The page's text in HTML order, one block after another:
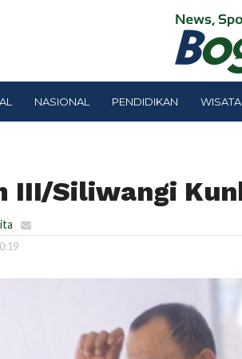
NASIONAL PENDIDIKAN WISATA
III/Siliwangi